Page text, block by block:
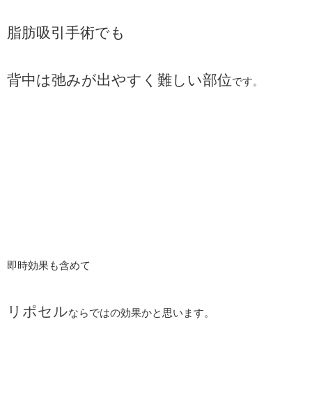
脂肪吸引手術でも
背中は弛みが出やすく難しい部位です。
即時効果も含めて
リポセルならではの効果かと思います。